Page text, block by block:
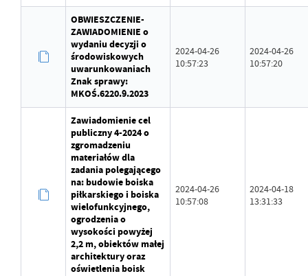
OBWIESZCZENIE-
ZAWIADOMIENIE o
wydaniu decyzji o
środowiskowych
uwarunkowaniach
Znak sprawy:
MKOŚ.6220.9.2023
2024-04-26
10:57:23
2024-04-26
10:57:20
Zawiadomienie cel
publiczny 4-2024 o
zgromadzeniu
materiałów dla
zadania polegającego
na: budowie boiska
piłkarskiego i boiska
wielofunkcyjnego,
ogrodzenia o
wysokości powyżej
2,2 m, obiektów małej
architektury oraz
oświetlenia boisk
2024-04-26
10:57:08
2024-04-18
13:31:33